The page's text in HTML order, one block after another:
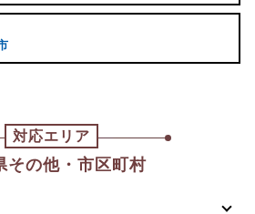
対応エリア
その他・市区町村